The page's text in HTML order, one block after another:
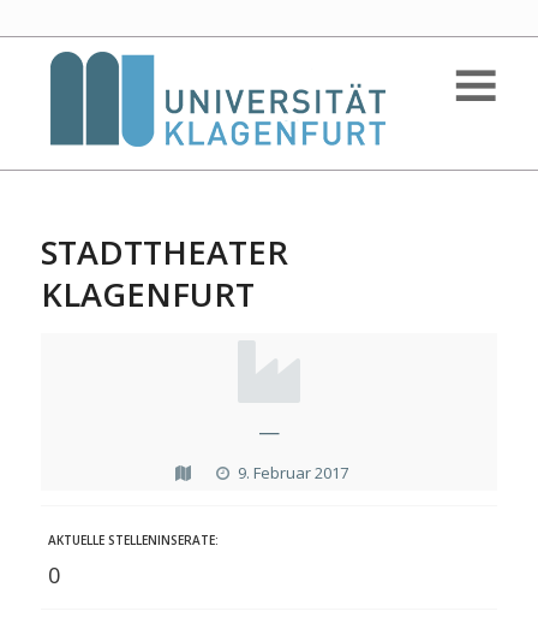
STADTTHEATER
KLAGENFURT
—
9. Februar 2017
AKTUELLE STELLENINSERATE:
0